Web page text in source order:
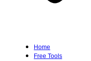
Home
Free Tools